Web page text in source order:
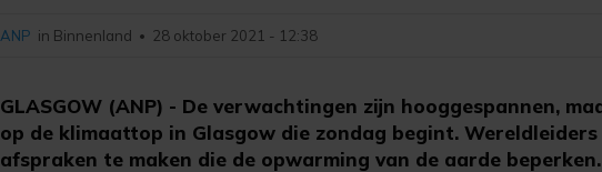
GLASGOW (ANP) - De verwachtingen zijn hooggespannen,
op de klimaattop in Glasgow die zondag begint.
afspraken te maken die de opwarming van de aarde
ANP in Binnenland • 28 oktober 2021 - 12:38